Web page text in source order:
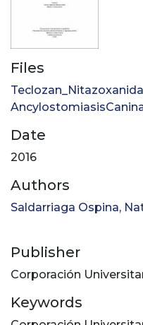
Files
Date
2016
Authors
Saldarriaga Ospina,
Publisher
Corporación
Keywords